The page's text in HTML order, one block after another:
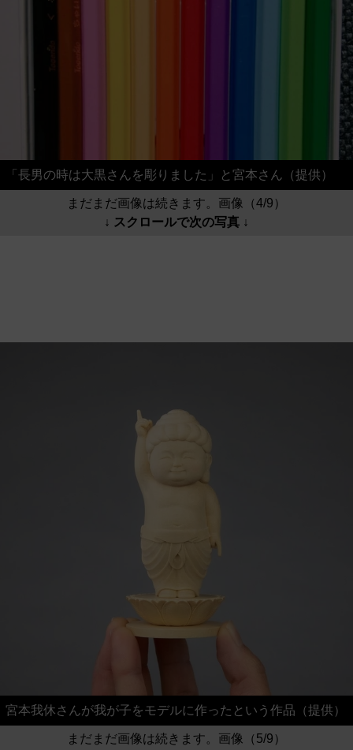
「長男の時は大黒さんを彫りました」と宮本さん（提供）
まだまだ画像は続きます。画像（4/9）
↓ スクロールで次の写真 ↓
宮本我休さんが我が子をモデルに作ったという作品（提供）
まだまだ画像は続きます。画像（5/9）